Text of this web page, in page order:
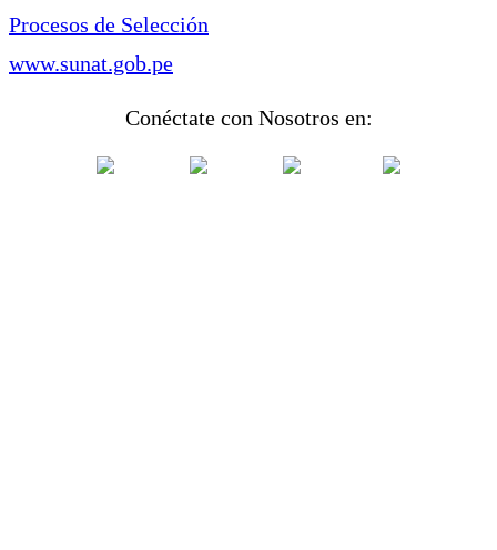
Procesos de Selección
www.sunat.gob.pe
Conéctate con Nosotros en: